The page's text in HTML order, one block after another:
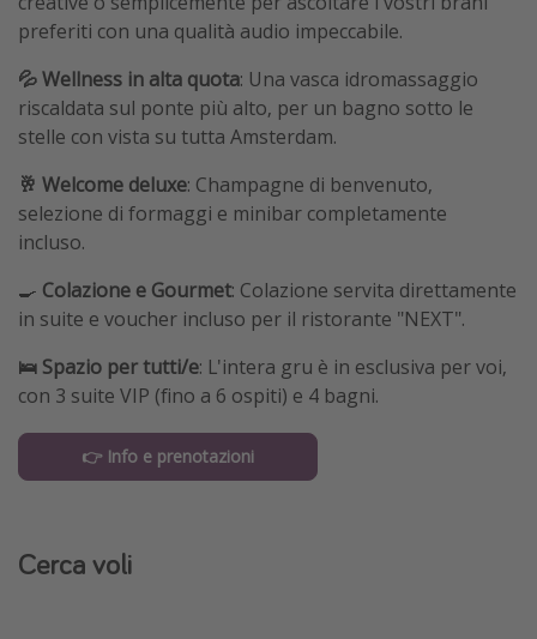
preferiti con una qualità audio impeccabile.
💦 Wellness in alta quota: Una vasca idromassaggio
riscaldata sul ponte più alto, per un bagno sotto le
stelle con vista su tutta Amsterdam.
🥂 Welcome deluxe: Champagne di benvenuto,
selezione di formaggi e minibar completamente
incluso.
🍳 Colazione e Gourmet: Colazione servita direttamente
in suite e voucher incluso per il ristorante "NEXT".
🛌 Spazio per tutti/e: L'intera gru è in esclusiva per voi,
con 3 suite VIP (fino a 6 ospiti) e 4 bagni.
👉 Info e prenotazioni
Cerca voli